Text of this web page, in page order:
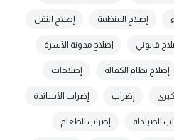
إصلاح المنظمة إصلاح النقل
قانوني إصلاح مدونة الأسرة
إصلاح نظام الكفالة إصلاحات
إضراب إضراب الأساتذة
الصيادلة إضراب الطعام